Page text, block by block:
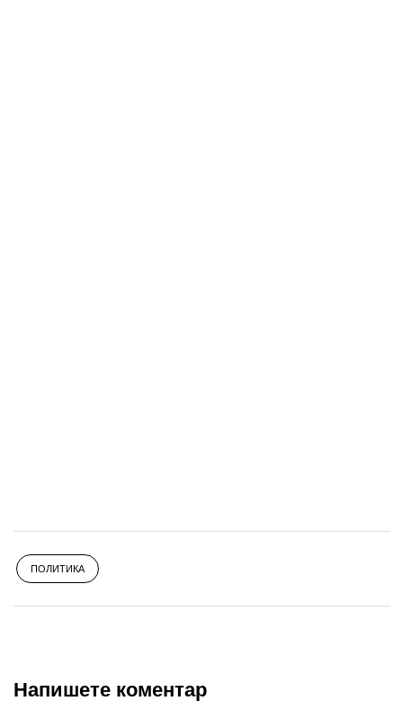
ПОЛИТИКА
Напишете коментар